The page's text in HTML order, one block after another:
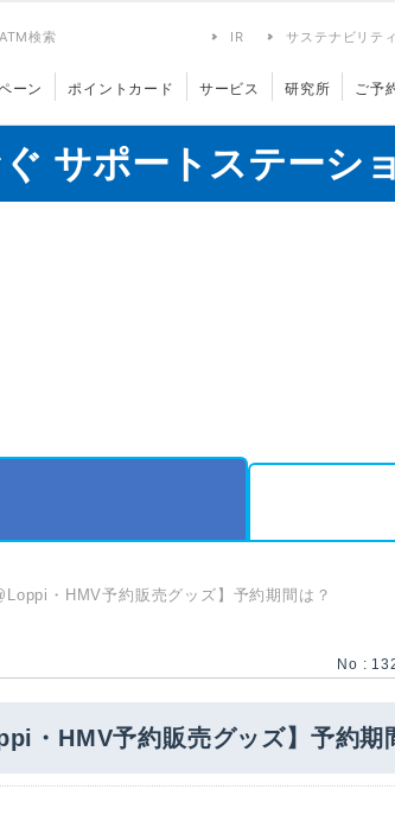
検索 IR サステナビリティ
ーン ポイントカード サービス 研究所 ご予
サポートステーシ
・HMV予約販売グッズ】予約期間は？
No :
・HMV予約販売グッズ】予約期